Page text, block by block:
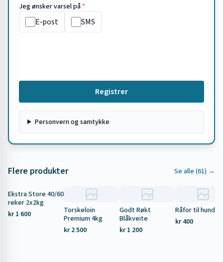
Jeg ønsker varsel på *
E‑post SMS
Registrer
Personvern og samtykke
Flere produkter Se alle (61) →
Ekstra Store 40/60
reker 2x2kg
kr 1 600
Torskeloin
Premium 4kg
kr 2 500
Godt Røkt
Blåkveite
kr 1 200
Råfor til hund
kr 400